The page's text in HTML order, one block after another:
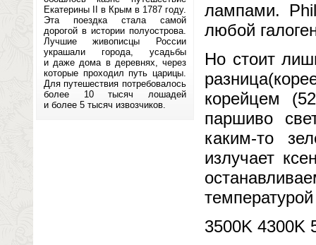
Екатерины II в Крым в 1787 году.
Эта поездка стала самой
дорогой в истории полуострова.
Лучшие живописцы России
украшали города, усадьбы
и даже дома в деревнях, через
которые проходил путь царицы.
Для путешествия потребовалось
более 10 тысяч лошадей
и более 5 тысяч извозчиков.
лампами.
любой
Но стоит
корейцем
паршиво
каким-то
излучает
3500K 4300K